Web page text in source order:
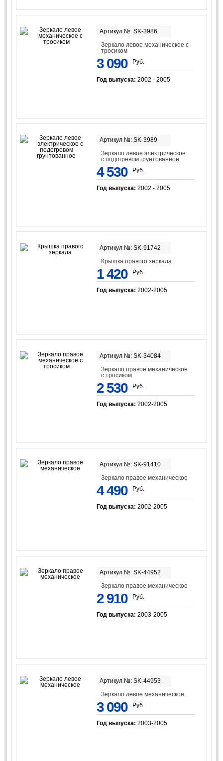
Артикул №: SK-3986
Зеркало левое механическое с
тросиком
3 090 Руб.
Год выпуска: 2002 - 2005
Артикул №: SK-3989
Зеркало левое электрическое
с подогревом грунтованное
4 530 Руб.
Год выпуска: 2002 - 2005
Артикул №: SK-91742
Крышка правого зеркала
1 420 Руб.
Год выпуска: 2002-2005
Артикул №: SK-34084
Зеркало правое механическое
с тросиком
2 530 Руб.
Год выпуска: 2002-2005
Артикул №: SK-91410
Зеркало правое механическое
4 490 Руб.
Год выпуска: 2002-2005
Артикул №: SK-44952
Зеркало правое механическое
2 910 Руб.
Год выпуска: 2003-2005
Артикул №: SK-44953
Зеркало левое механическое
3 090 Руб.
Год выпуска: 2003-2005